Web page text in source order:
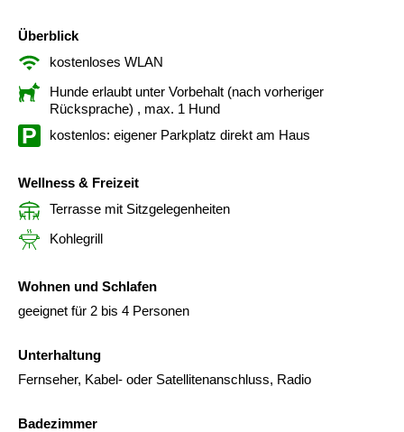
Überblick
kostenloses WLAN
Hunde erlaubt unter Vorbehalt (nach vorheriger
Rücksprache) , max. 1 Hund
kostenlos: eigener Parkplatz direkt am Haus
Wellness & Freizeit
Terrasse mit Sitzgelegenheiten
Kohlegrill
Wohnen und Schlafen
geeignet für 2 bis 4 Personen
Unterhaltung
Fernseher, Kabel- oder Satellitenanschluss, Radio
Badezimmer